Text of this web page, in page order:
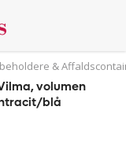
&
volumen
blå